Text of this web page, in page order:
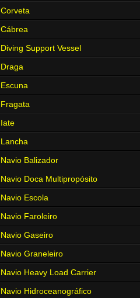
Corveta
Cábrea
Diving Support Vessel
Draga
Escuna
Fragata
Iate
Lancha
Navio Balizador
Navio Doca Multipropósito
Navio Escola
Navio Faroleiro
Navio Gaseiro
Navio Graneleiro
Navio Heavy Load Carrier
Navio Hidroceanográfico